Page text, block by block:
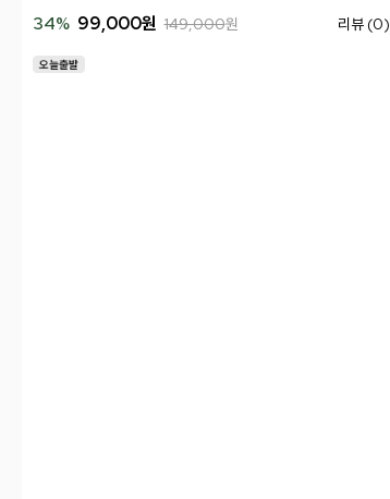
34% 99,000원 149,000원 리뷰 (0)